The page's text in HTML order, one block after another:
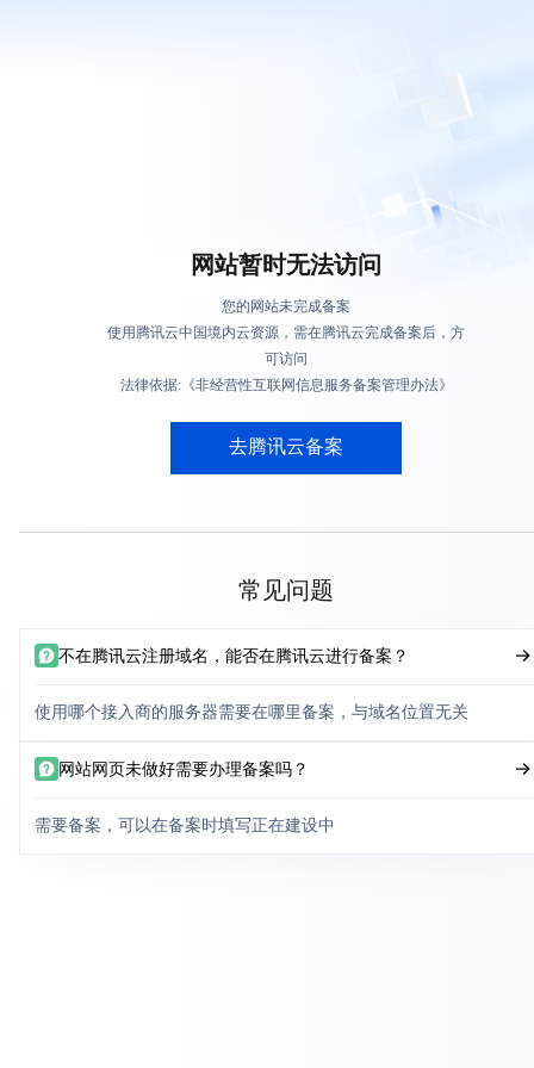
网站暂时无法访问
您的网站未完成备案
使用腾讯云中国境内云资源，需在腾讯云完成备案后，方
可访问
法律依据:《非经营性互联网信息服务备案管理办法》
去腾讯云备案
常见问题
不在腾讯云注册域名，能否在腾讯云进行备案？
使用哪个接入商的服务器需要在哪里备案，与域名位置无关
网站网页未做好需要办理备案吗？
需要备案，可以在备案时填写正在建设中